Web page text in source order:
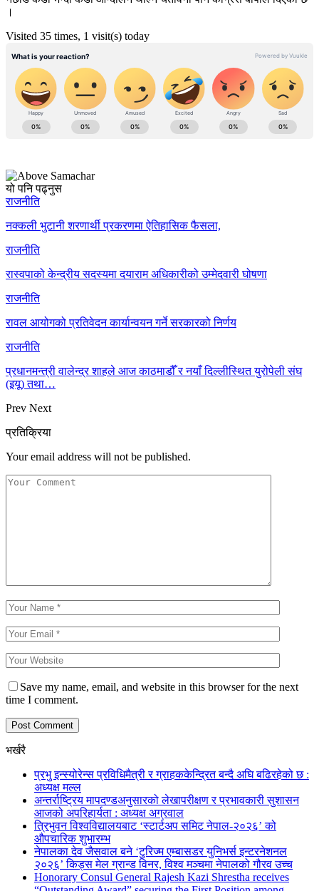
।
Visited 35 times, 1 visit(s) today
यो पनि पढ्नुस
राजनीति
नक्कली भुटानी शरणार्थी प्रकरणमा ऐतिहासिक फैसला,
राजनीति
रास्वपाको केन्द्रीय सदस्यमा दयाराम अधिकारीको उम्मेदवारी घोषणा
राजनीति
रावल आयोगको प्रतिवेदन कार्यान्वयन गर्ने सरकारको निर्णय
राजनीति
प्रधानमन्त्री वालेन्द्र शाहले आज काठमाडौँ र नयाँ दिल्लीस्थित युरोपेली संघ
(इयू) तथा…
Prev Next
प्रतिक्रिया
Your email address will not be published.
Save my name, email, and website in this browser for the next
time I comment.
भर्खरै
प्रभु इन्स्योरेन्स प्रविधिमैत्री र ग्राहककेन्द्रित बन्दै अघि बढिरहेको छ :
अध्यक्ष मल्ल
अन्तर्राष्ट्रिय मापदण्डअनुसारको लेखापरीक्षण र प्रभावकारी सुशासन
आजको अपरिहार्यता : अध्यक्ष अग्रवाल
त्रिभुवन विश्वविद्यालयबाट ‘स्टार्टअप समिट नेपाल-२०२६’ को
औपचारिक शुभारम्भ
नेपालका देव जैसवाल बने ‘टुरिज्म एम्बासडर युनिभर्स इन्टरनेशनल
२०२६’ किड्स मेल ग्रान्ड विनर, विश्व मञ्चमा नेपालको गौरव उच्च
Honorary Consul General Rajesh Kazi Shrestha receives